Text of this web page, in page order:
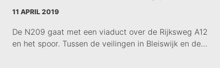
11 APRIL 2019
De N209 gaat met een viaduct over de Rijksweg A12
en het spoor. Tussen de veilingen in Bleiswijk en de…